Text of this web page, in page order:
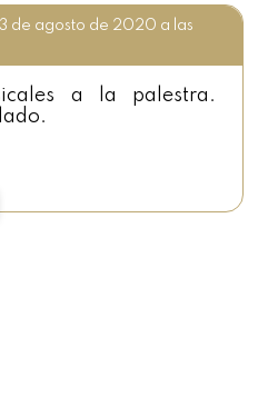
3 de agosto de 2020 a las
a la palestra.